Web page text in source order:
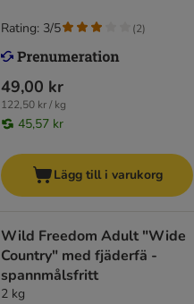
49,00 kr
122,50 kr / kg
45,57 kr
Rating: 3/5 (2)
Lägg till i varukorg
Wild Freedom Adult "Wide
Country" med fjäderfä -
spannmålsfritt
2 kg